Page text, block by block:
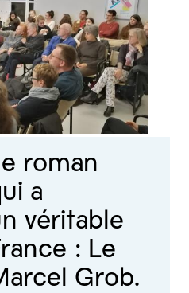
roman
a
véritable
: Le
Grob.